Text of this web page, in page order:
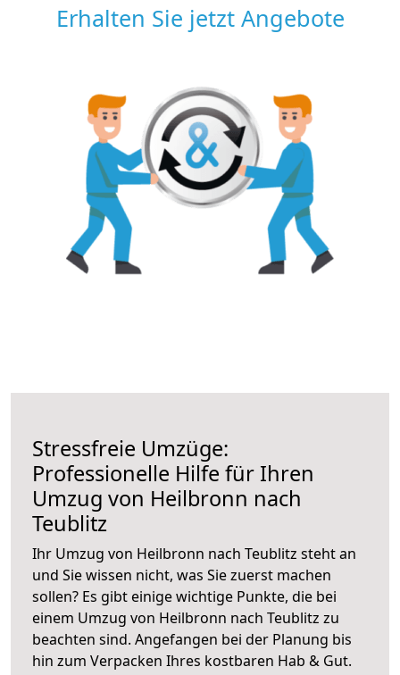
Erhalten Sie jetzt Angebote
Stressfreie Umzüge:
Professionelle Hilfe für Ihren
Umzug von Heilbronn nach
Teublitz
Ihr Umzug von Heilbronn nach Teublitz steht an
und Sie wissen nicht, was Sie zuerst machen
sollen? Es gibt einige wichtige Punkte, die bei
einem Umzug von Heilbronn nach Teublitz zu
beachten sind. Angefangen bei der Planung bis
hin zum Verpacken Ihres kostbaren Hab & Gut.